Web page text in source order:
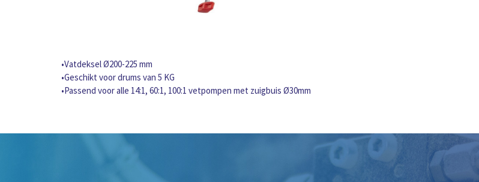
•Vatdeksel Ø200-225 mm
•Geschikt voor drums van 5 KG
•Passend voor alle 14:1, 60:1, 100:1 vetpompen met zuigbuis Ø30mm